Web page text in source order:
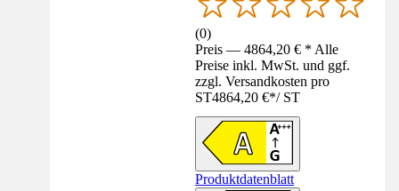
(0)
Preis — 4864,20 € * Alle
Preise inkl. MwSt. und ggf.
zzgl. Versandkosten pro
ST4864,20 €*/ ST
Produktdatenblatt